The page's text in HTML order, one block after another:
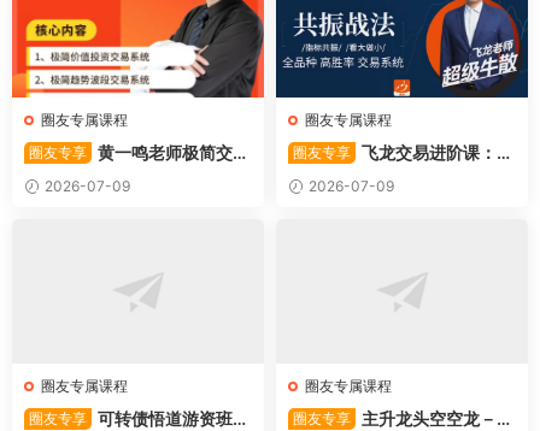
圈友专属课程
圈友专享 黄一鸣老师极简交易
系统2026-07-09
圈友专属课程
圈友专享 飞龙交易进阶课：共
振战法
2026-07-09
圈友专属课程
圈友专享 可转债悟道游资班出
圈友专属课程
圈友专享
主升龙头空空龙－竞